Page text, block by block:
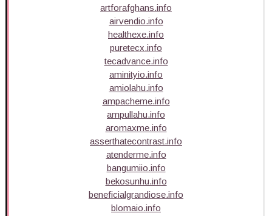
artforafghans.info
airvendio.info
healthexe.info
puretecx.info
tecadvance.info
aminityio.info
amiolahu.info
ampacheme.info
ampullahu.info
aromaxme.info
asserthatecontrast.info
atenderme.info
bangumiio.info
bekosunhu.info
beneficialgrandiose.info
blomaio.info